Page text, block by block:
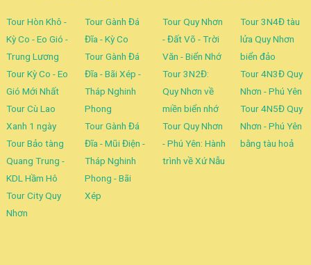
Tour Hòn Khô -
Kỳ Co - Eo Gió -
Trung Lương
Tour Kỳ Co - Eo
Gió Mới Nhất
Tour Cù Lao
Xanh 1 ngày
Tour Bảo tàng
Quang Trung -
KDL Hầm Hô
Tour City Quy
Nhơn
Tour Gành Đá
Đĩa - Kỳ Co
Tour Gành Đá
Đĩa - Bãi Xép -
Tháp Nghinh
Phong
Tour Gành Đá
Đĩa - Mũi Điện -
Tháp Nghinh
Phong - Bãi
Xép
Tour Quy Nhơn
- Đất Võ - Trời
Văn - Biển Nhớ
Tour 3N2Đ:
Quy Nhơn về
miền biển nhớ
Tour Quy Nhơn
- Phú Yên: Hành
trình về Xứ Nẫu
Tour 3N4Đ tàu
lửa Quy Nhơn
biển đảo
Tour 4N3Đ Quy
Nhơn - Phú Yên
Tour 4N5Đ Quy
Nhơn - Phú Yên
bằng tàu hoả